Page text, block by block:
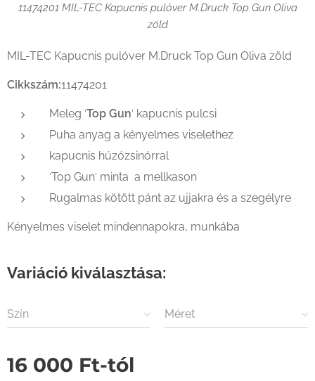
11474201 MIL-TEC Kapucnis pulóver M.Druck Top Gun Oliva
zöld
MIL-TEC Kapucnis pulóver M.Druck Top Gun Oliva zöld
Cikkszám:11474201
Meleg ′Top Gun′ kapucnis pulcsi
Puha anyag a kényelmes viselethez
kapucnis húzózsinórral
′Top Gun′ minta a mellkason
Rugalmas kötött pánt az ujjakra és a szegélyre
Kényelmes viselet mindennapokra, munkába
Variáció kiválasztása:
Szín Méret
16 000 Ft-tól